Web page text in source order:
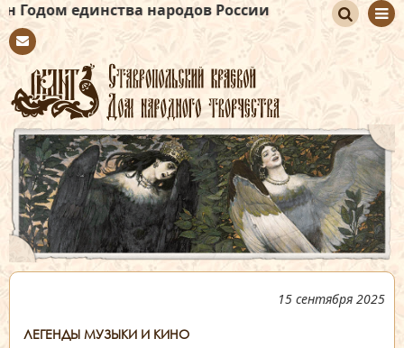
народов России
tact
иск
15 сентября 2025
ЛЕГЕНДЫ МУЗЫКИ И КИНО